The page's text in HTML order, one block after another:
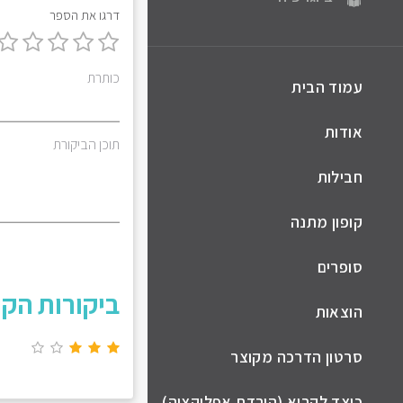
עמוד הבית
אודות
חבילות
קופון מתנה
סופרים
הוצאות
סרטון הדרכה מקוצר
דרגו את הספר
כותרת
תוכן הביקורת
ביקורות